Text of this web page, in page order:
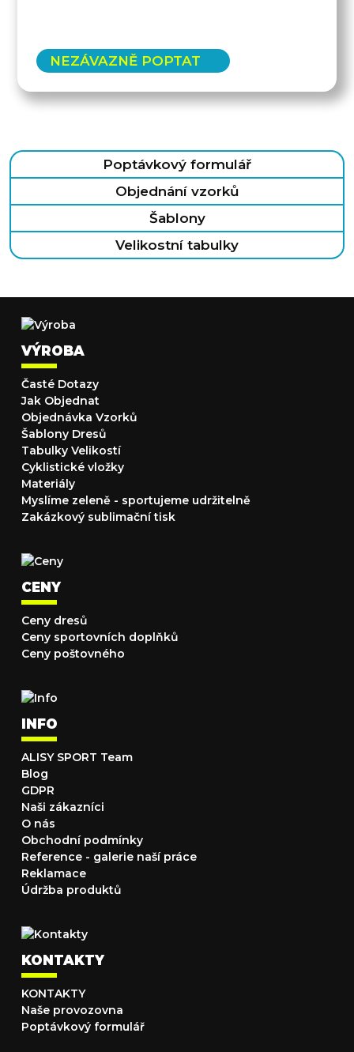
NEZÁVAZNĚ POPTAT
Poptávkový formulář
Objednání vzorků
Šablony
Velikostní tabulky
VÝROBA
Časté Dotazy
Jak Objednat
Objednávka Vzorků
Šablony Dresů
Tabulky Velikostí
Cyklistické vložky
Materiály
Myslíme zeleně - sportujeme udržitelně
Zakázkový sublimační tisk
CENY
Ceny dresů
Ceny sportovních doplňků
Ceny poštovného
INFO
ALISY SPORT Team
Blog
GDPR
Naši zákazníci
O nás
Obchodní podmínky
Reference - galerie naší práce
Reklamace
Údržba produktů
KONTAKTY
KONTAKTY
Naše provozovna
Poptávkový formulář